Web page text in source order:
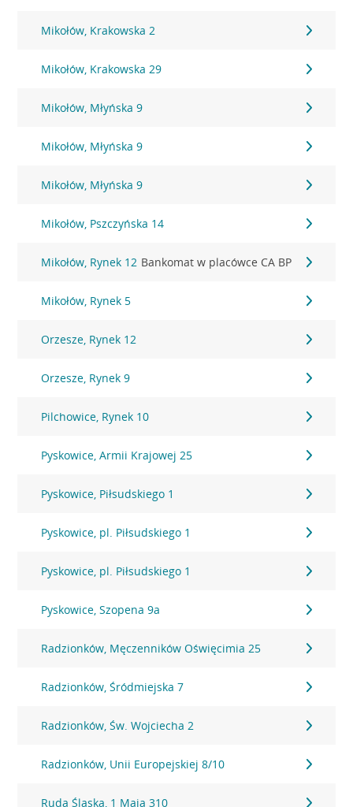
Mikołów, Krakowska 2
Mikołów, Krakowska 29
Mikołów, Młyńska 9
Mikołów, Młyńska 9
Mikołów, Młyńska 9
Mikołów, Pszczyńska 14
Mikołów, Rynek 12 Bankomat w placówce CA BP
Mikołów, Rynek 5
Orzesze, Rynek 12
Orzesze, Rynek 9
Pilchowice, Rynek 10
Pyskowice, Armii Krajowej 25
Pyskowice, Piłsudskiego 1
Pyskowice, pl. Piłsudskiego 1
Pyskowice, pl. Piłsudskiego 1
Pyskowice, Szopena 9a
Radzionków, Męczenników Oświęcimia 25
Radzionków, Śródmiejska 7
Radzionków, Św. Wojciecha 2
Radzionków, Unii Europejskiej 8/10
Ruda Śląska, 1 Maja 310